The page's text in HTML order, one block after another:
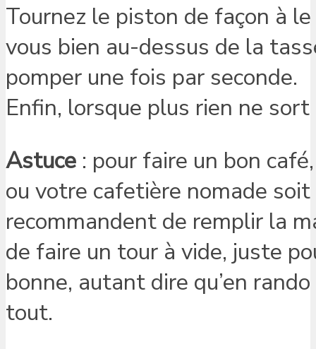
Tournez le piston de façon à
vous bien au-dessus de la
pomper une fois par seconde.
Enfin, lorsque plus rien ne
Astuce : pour faire un bon
ou votre cafetière nomade
recommandent de remplir la
de faire un tour à vide, juste
bonne, autant dire qu’en
tout.